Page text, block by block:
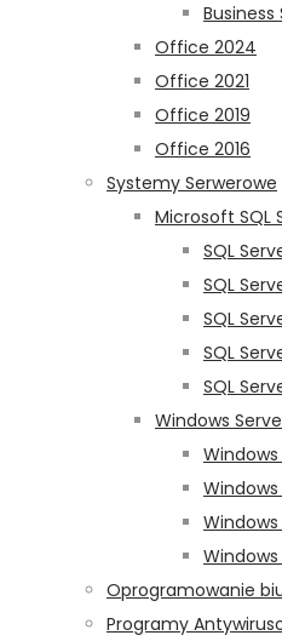
Office 2024
Office 2021
Office 2019
Office 2016
Systemy Serwerowe
Microsoft SQL
SQL
SQL
SQL
SQL
SQL
Windows
Windows
Windows
Oprogramowanie
Programy